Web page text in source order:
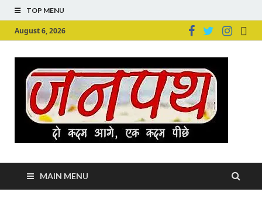
TOP MENU
August 6, 2026
MAIN MENU